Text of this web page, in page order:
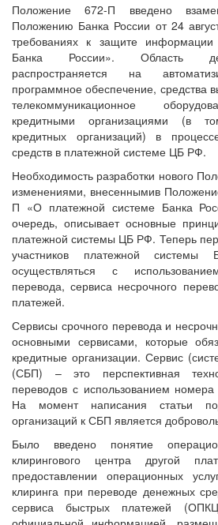
Положение 672-П введено
Положению Банка России от 24
требованиях к защите
Банка России». Область
распространяется на
программное обеспечение, средства
телекоммуникационное
кредитными организациями (в
кредитных организаций) в
средств в платежной системе ЦБ РФ.
Необходимость разработки нового
изменениями, внесеннымив
П «О платежной системе Банка
очередь, описывает основные
платежной системы ЦБ РФ. Теперь
участников платежной системы
осуществляться с
перевода, сервиса несрочного
платежей.
Сервисы срочного перевода и
основными сервисами, которые
кредитные организации. Сервис
(СБП) – это перспективная
переводов с использованием
На момент написания статьи
организаций к СБП является
Было введено понятие
клирингового центра другой
предоставлении операционных
клиринга при переводе денежных
сервиса быстрых платежей